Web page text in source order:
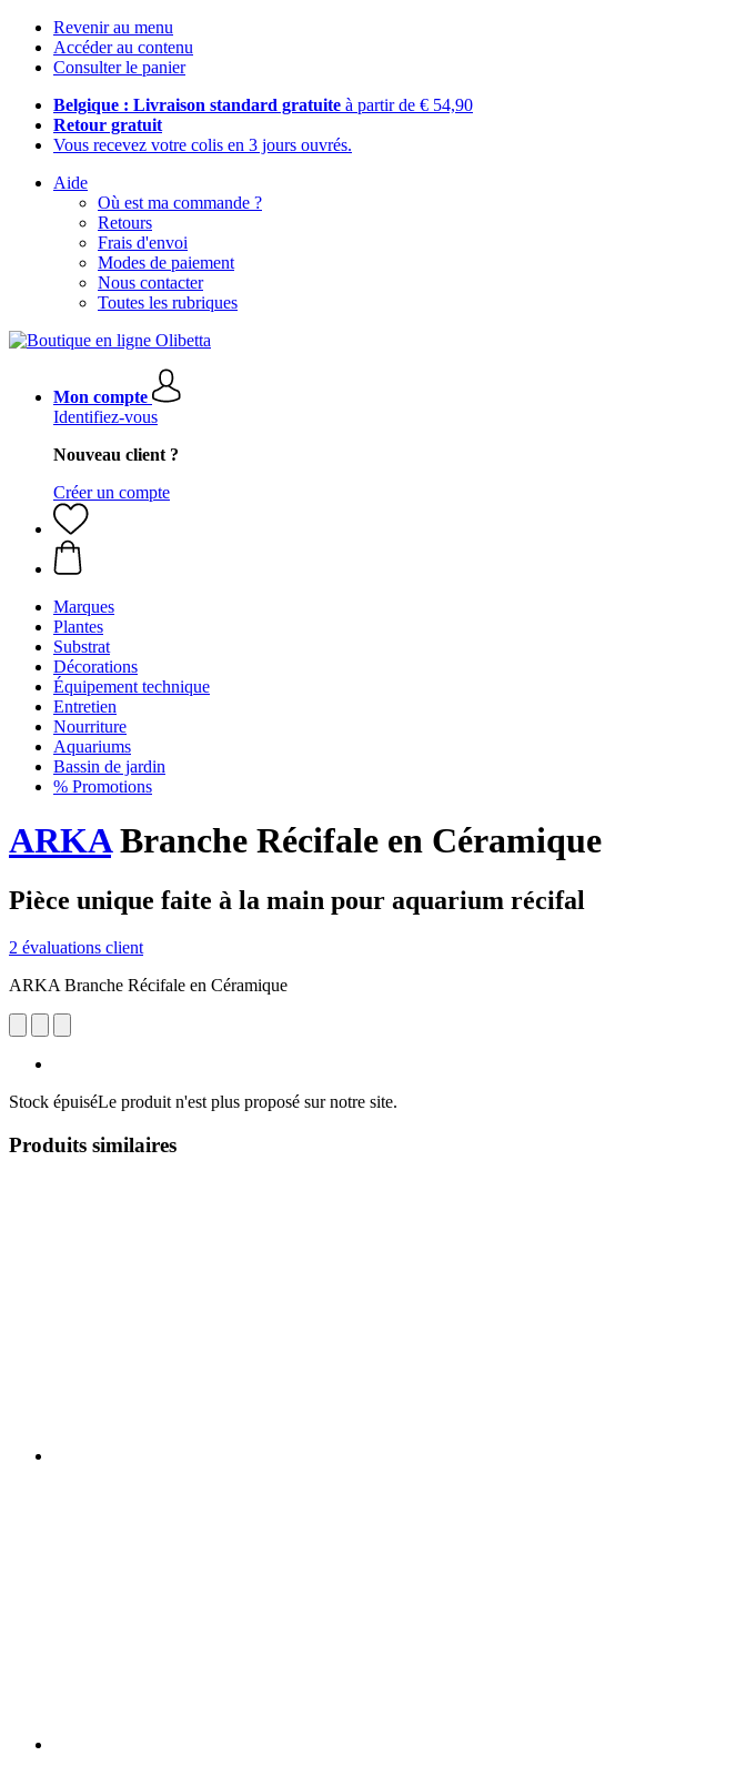
Revenir au menu
Accéder au contenu
Consulter le panier
Belgique : Livraison standard gratuite à partir de € 54,90
Retour gratuit
Vous recevez votre colis en 3 jours ouvrés.
Aide
Où est ma commande ?
Retours
Frais d'envoi
Modes de paiement
Nous contacter
Toutes les rubriques
Mon compte
Identifiez-vous
Nouveau client ?
Créer un compte
Marques
Plantes
Substrat
Décorations
Équipement technique
Entretien
Nourriture
Aquariums
Bassin de jardin
% Promotions
ARKABranche Récifale en Céramique
Pièce unique faite à la main pour aquarium récifal
2 évaluations client
ARKA Branche Récifale en Céramique
Stock épuiséLe produit n'est plus proposé sur notre site.
Produits similaires